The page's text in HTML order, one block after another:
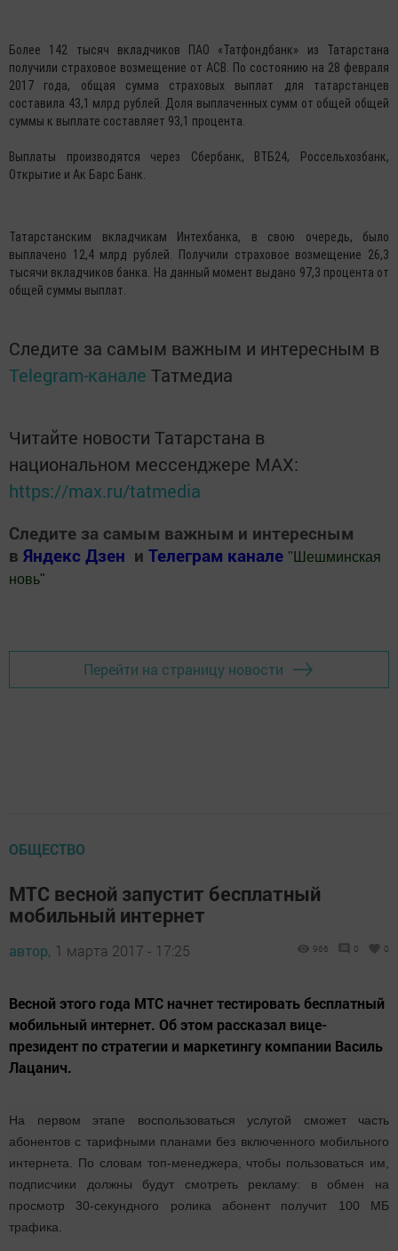
Более 142 тысяч вкладчиков ПАО «Татфондбанк» из Татарстана
получили страховое возмещение от АСВ. По состоянию на 28 февраля
2017 года, общая сумма страховых выплат для татарстанцев
составила 43,1 млрд рублей. Доля выплаченных сумм от общей общей
суммы к выплате составляет 93,1 процента.
Выплаты производятся через Сбербанк, ВТБ24, Россельхозбанк,
Открытие и Ак Барс Банк.
Татарстанским вкладчикам Интехбанка, в свою очередь, было
выплачено 12,4 млрд рублей. Получили страховое возмещение 26,3
тысячи вкладчиков банка. На данный момент выдано 97,3 процента от
общей суммы выплат.
Следите за самым важным и интересным в
Telegram-канале Татмедиа
Читайте новости Татарстана в
национальном мессенджере MАХ:
https://max.ru/tatmedia
Следите за самым важным и интересным
в Яндекс Дзен и Телеграм канале " Шешминская
новь"
Перейти на страницу новости
ОБЩЕСТВО
МТС весной запустит бесплатный
мобильный интернет
автор, 1 марта 2017 - 17:25 966 0 0
Весной этого года МТС начнет тестировать бесплатный
мобильный интернет. Об этом рассказал вице-
президент по стратегии и маркетингу компании Василь
Лацанич.
На первом этапе воспользоваться услугой сможет часть
абонентов с тарифными планами без включенного мобильного
интернета. По словам топ-менеджера, чтобы пользоваться им,
подписчики должны будут смотреть рекламу: в обмен на
просмотр 30-секундного ролика абонент получит 100 МБ
трафика.